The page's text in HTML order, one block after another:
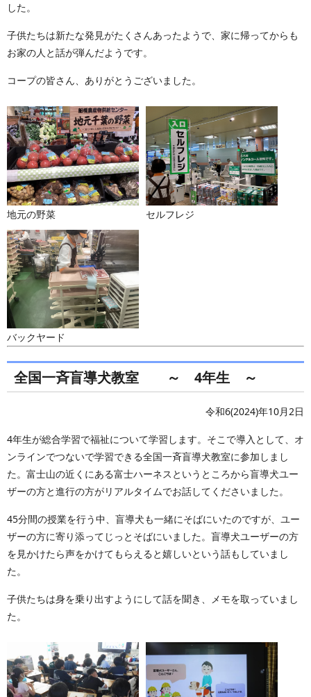
した。
子供たちは新たな発見がたくさんあったようで、家に帰ってからも
お家の人と話が弾んだようです。
コープの皆さん、ありがとうございました。
地元の野菜 セルフレジ
バックヤード
全国一斉盲導犬教室 ～ 4年生 ～
令和6(2024)年10月2日
4年生が総合学習で福祉について学習します。そこで導入として、オ
ンラインでつないで学習できる全国一斉盲導犬教室に参加しまし
た。富士山の近くにある富士ハーネスというところから盲導犬ユー
ザーの方と進行の方がリアルタイムでお話してくださいました。
45分間の授業を行う中、盲導犬も一緒にそばにいたのですが、ユー
ザーの方に寄り添ってじっとそばにいました。盲導犬ユーザーの方
を見かけたら声をかけてもらえると嬉しいという話もしていまし
た。
子供たちは身を乗り出すようにして話を聞き、メモを取っていまし
た。